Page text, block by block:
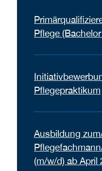
Pflege
Pflegepraktikum
Ausbildung
(m/w/d) ab April